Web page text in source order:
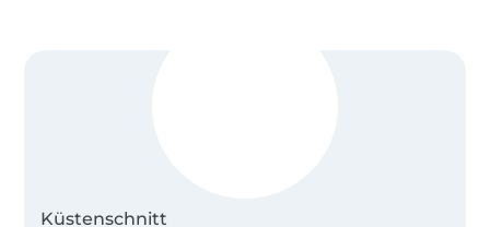
Küstenschnitt